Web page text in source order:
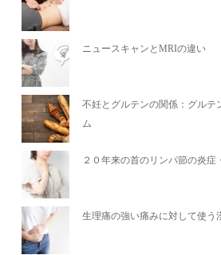
ニュースキャンとMRIの違い
不妊とグルテンの関係：グルテ
ム
２０年来の首のリンパ節の炎症
生理痛の強い痛みに対して使う